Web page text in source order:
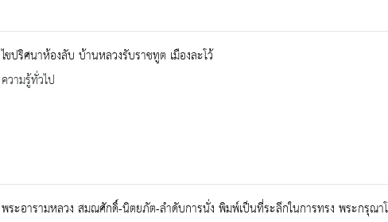
ไขปริศนาห้องลับ บ้านหลวงรับราชทูต เมืองละโว้
ความรู้ทั่วไป
พระอารามหลวง สมณศักดิ์-นิตยภัต-ลำดับการนั่ง พิมพ์เป็นที่ระลึกในการทรง พระกรุณา